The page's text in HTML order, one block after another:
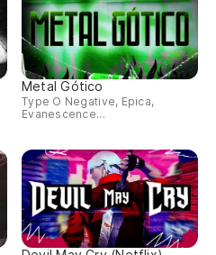
Metal Gótico
Type O Negative, Epica,
Evanescence...